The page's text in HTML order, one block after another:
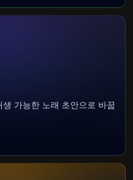
가능한 노래 초안으로 바꿉